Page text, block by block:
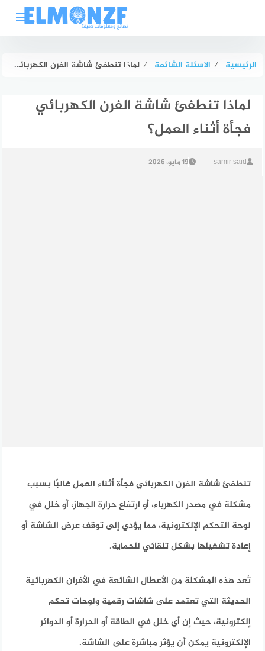
الرئيسية ⁄ الاسئلة الشائعة ⁄ لماذا تنطفئ شاشة الفرن الكهربائي فجأة أثناء العمل؟
لماذا تنطفئ شاشة الفرن الكهربائي
فجأة أثناء العمل؟
samir said 19 مايو، 2026
تنطفئ شاشة الفرن الكهربائي فجأة أثناء العمل غالبًا بسبب
مشكلة في مصدر الكهرباء، أو ارتفاع حرارة الجهاز، أو خلل في
لوحة التحكم الإلكترونية، مما يؤدي إلى توقف عرض الشاشة أو
إعادة تشغيلها بشكل تلقائي للحماية.
تُعد هذه المشكلة من الأعطال الشائعة في الأفران الكهربائية
الحديثة التي تعتمد على شاشات رقمية ولوحات تحكم
إلكترونية، حيث إن أي خلل في الطاقة أو الحرارة أو الدوائر
الإلكترونية يمكن أن يؤثر مباشرة على الشاشة.